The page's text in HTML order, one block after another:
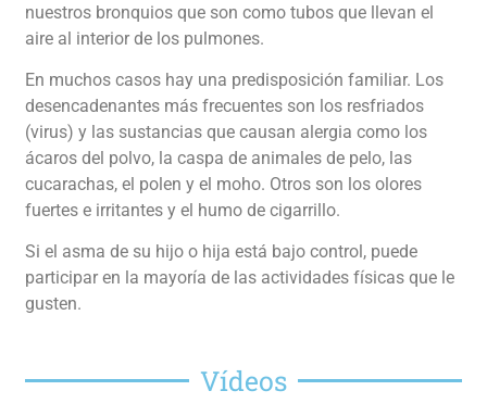
nuestros bronquios que son como tubos que llevan el
aire al interior de los pulmones.
En muchos casos hay una predisposición familiar. Los
desencadenantes más frecuentes son los resfriados
(virus) y las sustancias que causan alergia como los
ácaros del polvo, la caspa de animales de pelo, las
cucarachas, el polen y el moho. Otros son los olores
fuertes e irritantes y el humo de cigarrillo.
Si el asma de su hijo o hija está bajo control, puede
participar en la mayoría de las actividades físicas que le
gusten.
Vídeos